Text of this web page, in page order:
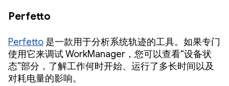
Perfetto
Perfetto 是一款用于分析系统轨迹的工具。如果专门
使用它来调试 WorkManager，您可以查看“设备状
态”部分，了解工作何时开始、运行了多长时间以及
对耗电量的影响。